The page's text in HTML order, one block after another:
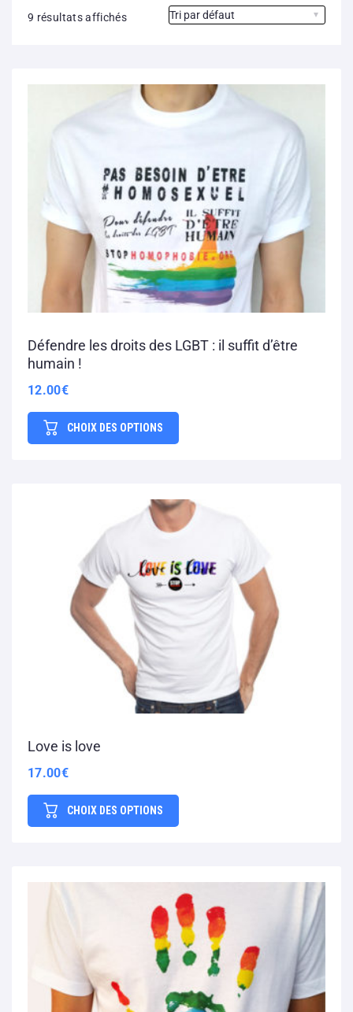
Partenaires
Hébergement solidaire
9 résultats affichés
Défendre les droits des LGBT : il suffit d’être
humain !
12.00€
CHOIX DES OPTIONS
Love is love
17.00€
CHOIX DES OPTIONS